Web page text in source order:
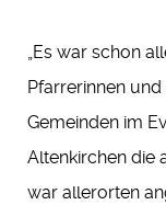
„Es war schon
Pfarrerinnen
Gemeinden im
Altenkirchen die
war allerorten